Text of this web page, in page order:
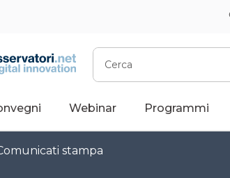
Cerca
Webinar Programmi
stampa